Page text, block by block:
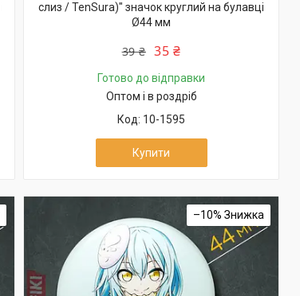
слиз / TenSura)" значок круглий на булавці
Ø44 мм
39 ₴ 35 ₴
Готово до відправки
Оптом і в роздріб
10-1595
Купити
–10%